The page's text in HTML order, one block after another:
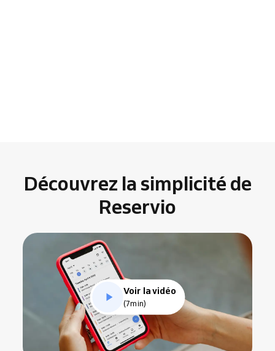
Découvrez la simplicité de
Reservio
Voir la vidéo
(7min)